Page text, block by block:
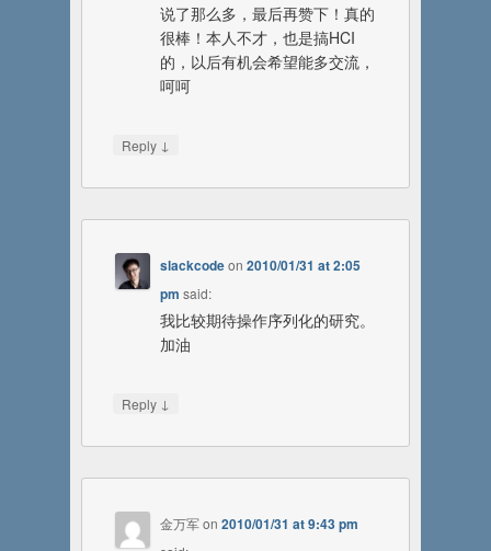
说了那么多，最后再赞下！真的
很棒！本人不才，也是搞HCI
的，以后有机会希望能多交流，
呵呵
Reply ↓
slackcodeon2010/01/31 at 2:05
pm said:
我比较期待操作序列化的研究。
加油
Reply ↓
金万军on2010/01/31 at 9:43 pm